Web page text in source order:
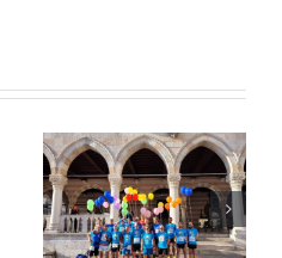
DEI